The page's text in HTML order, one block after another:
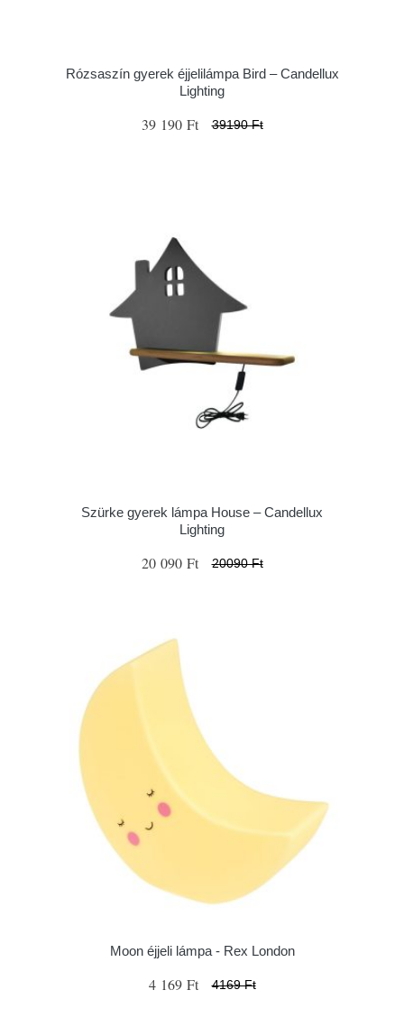
Rózsaszín gyerek éjjelilámpa Bird – Candellux
Lighting
39 190 Ft 39190 Ft
Szürke gyerek lámpa House – Candellux
Lighting
20 090 Ft 20090 Ft
Moon éjjeli lámpa - Rex London
4 169 Ft 4169 Ft